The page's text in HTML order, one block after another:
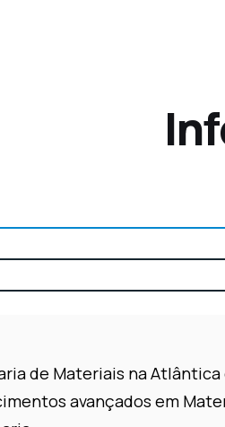
de Materiais na
avançados em